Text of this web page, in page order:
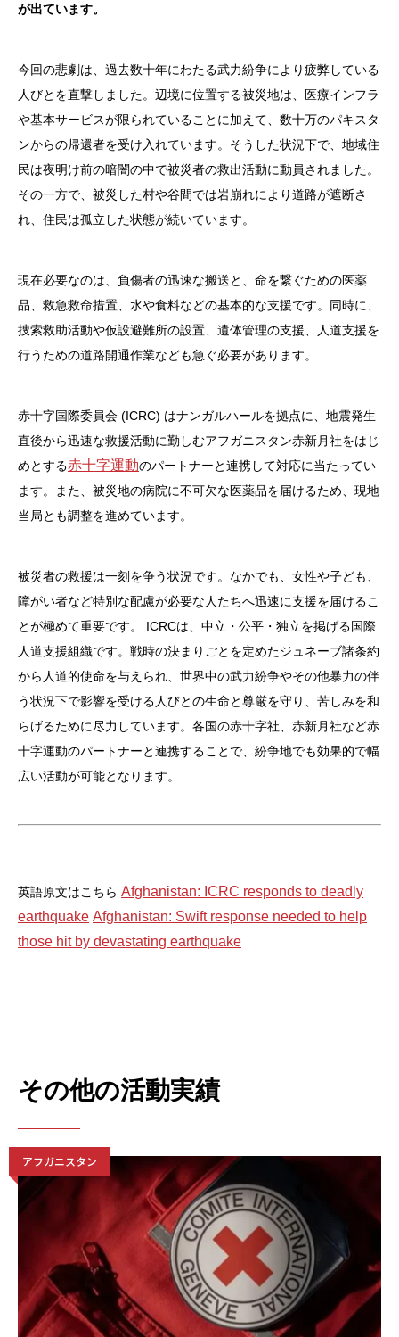
が出ています。
今回の悲劇は、過去数十年にわたる武力紛争により疲弊している
人びとを直撃しました。辺境に位置する被災地は、医療インフラ
や基本サービスが限られていることに加えて、数十万のパキスタ
ンからの帰還者を受け入れています。そうした状況下で、地域住
民は夜明け前の暗闇の中で被災者の救出活動に動員されました。
その一方で、被災した村や谷間では岩崩れにより道路が遮断さ
れ、住民は孤立した状態が続いています。
現在必要なのは、負傷者の迅速な搬送と、命を繋ぐための医薬
品、救急救命措置、水や食料などの基本的な支援です。同時に、
捜索救助活動や仮設避難所の設置、遺体管理の支援、人道支援を
行うための道路開通作業なども急ぐ必要があります。
赤十字国際委員会 (ICRC) はナンガルハールを拠点に、地震発生
直後から迅速な救援活動に勤しむアフガニスタン赤新月社をはじ
めとする赤十字運動のパートナーと連携して対応に当たってい
ます。また、被災地の病院に不可欠な医薬品を届けるため、現地
当局とも調整を進めています。
被災者の救援は一刻を争う状況です。なかでも、女性や子ども、
障がい者など特別な配慮が必要な人たちへ迅速に支援を届けるこ
とが極めて重要です。
ICRCは、中立・公平・独立を掲げる国際
人道支援組織です。戦時の決まりごとを定めたジュネーブ諸条約
から人道的使命を与えられ、世界中の武力紛争やその他暴力の伴
う状況下で影響を受ける人びとの生命と尊厳を守り、苦しみを和
らげるために尽力しています。各国の赤十字社、赤新月社など赤
十字運動のパートナーと連携することで、紛争地でも効果的で幅
広い活動が可能となります。
英語原文はこちら Afghanistan: ICRC responds to deadly
earthquake Afghanistan: Swift response needed to help
those hit by devastating earthquake
その他の活動実績
アフガニスタン